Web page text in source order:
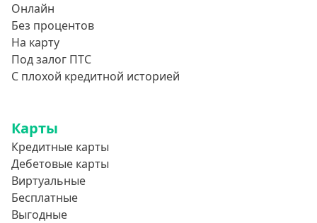
Онлайн
Без процентов
На карту
Под залог ПТС
С плохой кредитной историей
Карты
Кредитные карты
Дебетовые карты
Виртуальные
Бесплатные
Выгодные